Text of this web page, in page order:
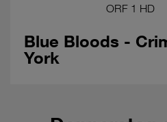
ORF 1 HD
Blue Bloods -
York